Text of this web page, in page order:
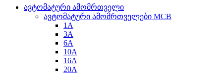
ავტომატური ამომრთველი
ავტომატური ამომრთველები MCB
1A
3A
6A
10A
16A
20A